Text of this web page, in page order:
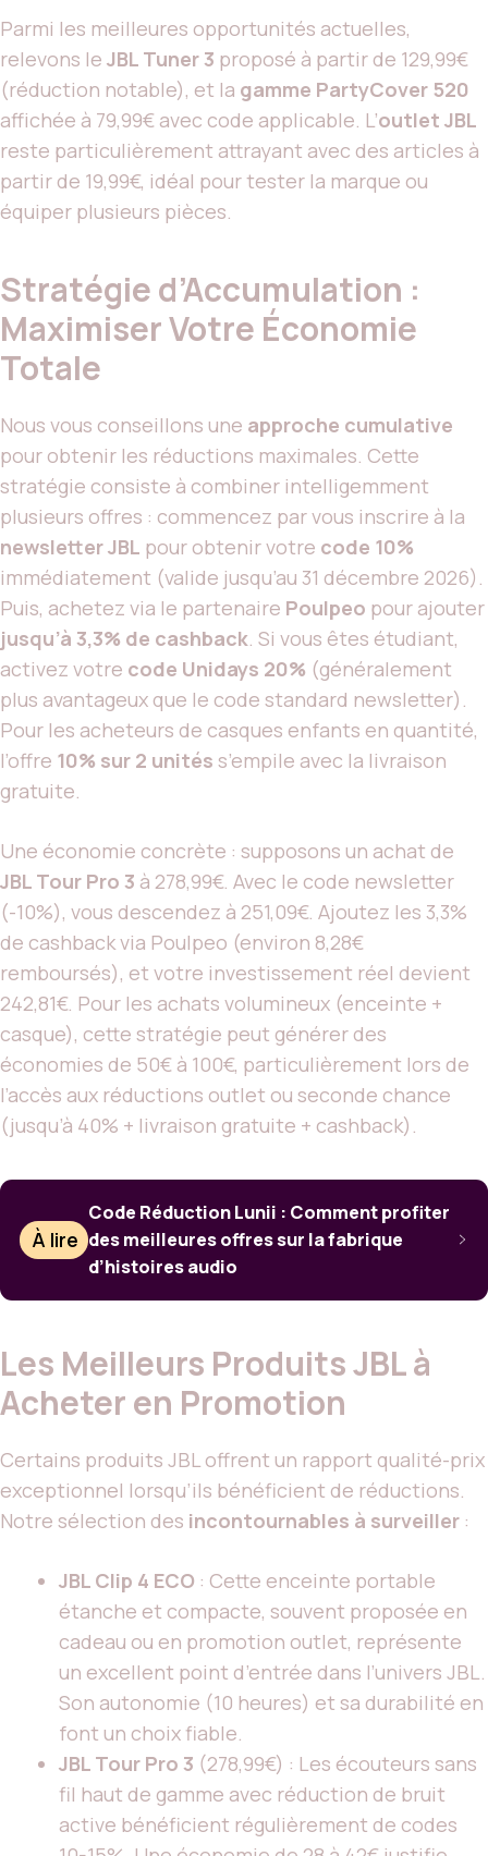
Parmi les meilleures opportunités actuelles,
relevons le JBL Tuner 3 proposé à partir de 129,99€
(réduction notable), et la gamme PartyCover 520
affichée à 79,99€ avec code applicable. L’outlet JBL
reste particulièrement attrayant avec des articles à
partir de 19,99€, idéal pour tester la marque ou
équiper plusieurs pièces.
Stratégie d’Accumulation :
Maximiser Votre Économie
Totale
Nous vous conseillons une approche cumulative
pour obtenir les réductions maximales. Cette
stratégie consiste à combiner intelligemment
plusieurs offres : commencez par vous inscrire à la
newsletter JBL pour obtenir votre code 10%
immédiatement (valide jusqu’au 31 décembre 2026).
Puis, achetez via le partenaire Poulpeo pour ajouter
jusqu’à 3,3% de cashback . Si vous êtes étudiant,
activez votre code Unidays 20% (généralement
plus avantageux que le code standard newsletter).
Pour les acheteurs de casques enfants en quantité,
l’offre 10% sur 2 unités s’empile avec la livraison
gratuite.
Une économie concrète : supposons un achat de
JBL Tour Pro 3 à 278,99€. Avec le code newsletter
(-10%), vous descendez à 251,09€. Ajoutez les 3,3%
de cashback via Poulpeo (environ 8,28€
remboursés), et votre investissement réel devient
242,81€. Pour les achats volumineux (enceinte +
casque), cette stratégie peut générer des
économies de 50€ à 100€, particulièrement lors de
l’accès aux réductions outlet ou seconde chance
(jusqu’à 40% + livraison gratuite + cashback).
À lire
Code Réduction Lunii : Comment profiter
des meilleures offres sur la fabrique
d’histoires audio
Les Meilleurs Produits JBL à
Acheter en Promotion
Certains produits JBL offrent un rapport qualité-prix
exceptionnel lorsqu’ils bénéficient de réductions.
Notre sélection des incontournables à surveiller :
JBL Clip 4 ECO : Cette enceinte portable
étanche et compacte, souvent proposée en
cadeau ou en promotion outlet, représente
un excellent point d’entrée dans l’univers JBL.
Son autonomie (10 heures) et sa durabilité en
font un choix fiable.
JBL Tour Pro 3 (278,99€) : Les écouteurs sans
fil haut de gamme avec réduction de bruit
active bénéficient régulièrement de codes